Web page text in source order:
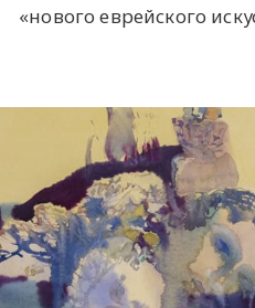
«нового еврейского